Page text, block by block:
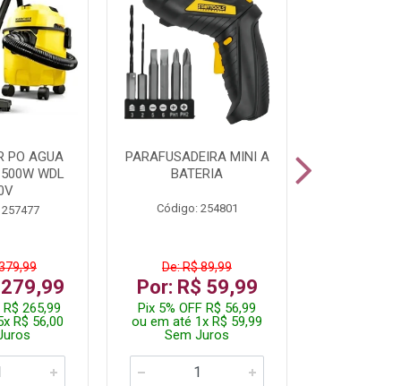
PO AGUA
WDL
R$ 265,99
R$ 56,00
PARAFUSADEIRA MINI A
BATERIA
Código: 254801
De: R$ 89,99
Por: R$ 59,99
Pix 5% OFF R$ 56,99
ou em até 1x R$ 59,99
Sem Juros